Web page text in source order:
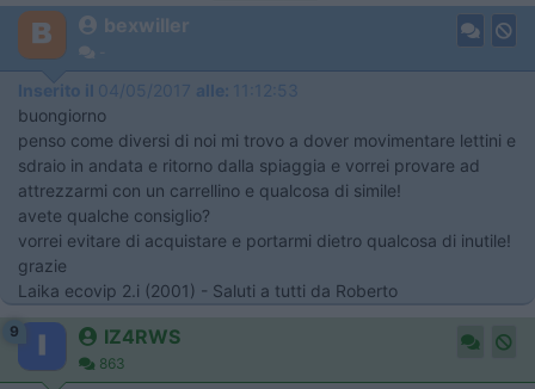
bexwiller
Inserito il 04/05/2017 alle: 11:12:53
buongiorno
penso come diversi di noi mi trovo a dover movimentare lettini e
sdraio in andata e ritorno dalla spiaggia e vorrei provare ad
attrezzarmi con un carrellino e qualcosa di simile!
avete qualche consiglio?
vorrei evitare di acquistare e portarmi dietro qualcosa di inutile!
grazie
Laika ecovip 2.i (2001) - Saluti a tutti da Roberto
9 IZ4RWS
863